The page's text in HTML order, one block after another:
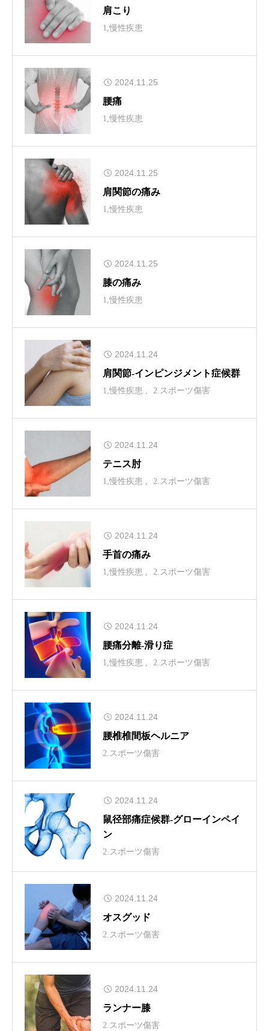
肩こり
1,慢性疾患
2024.11.25
腰痛
1,慢性疾患
2024.11.25
肩関節の痛み
1,慢性疾患
2024.11.25
膝の痛み
1,慢性疾患
2024.11.24
肩関節-インピンジメント症候群
1,慢性疾患 2.スポーツ傷害
2024.11.24
テニス肘
1,慢性疾患 2.スポーツ傷害
2024.11.24
手首の痛み
1,慢性疾患 2.スポーツ傷害
2024.11.24
腰痛分離-滑り症
1,慢性疾患 2.スポーツ傷害
2024.11.24
腰椎椎間板ヘルニア
2.スポーツ傷害
2024.11.24
鼠径部痛症候群-グローインペイ
ン
2.スポーツ傷害
2024.11.24
オスグッド
2.スポーツ傷害
2024.11.24
ランナー膝
2.スポーツ傷害